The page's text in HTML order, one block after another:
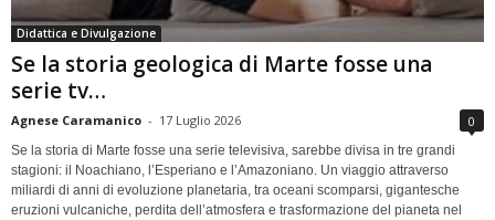
Didattica e Divulgazione
Se la storia geologica di Marte fosse una
serie tv…
Agnese Caramanico - 17 Luglio 2026 0
Se la storia di Marte fosse una serie televisiva, sarebbe divisa in tre grandi
stagioni: il Noachiano, l’Esperiano e l’Amazoniano. Un viaggio attraverso
miliardi di anni di evoluzione planetaria, tra oceani scomparsi, gigantesche
eruzioni vulcaniche, perdita dell’atmosfera e trasformazione del pianeta nel